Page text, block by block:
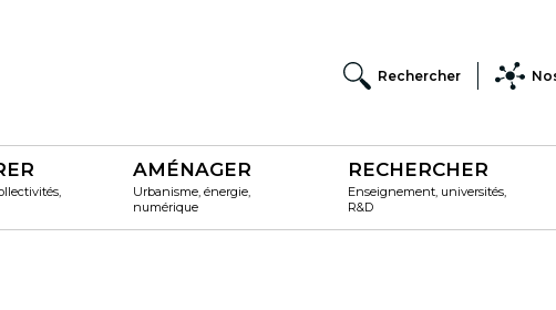
Rechercher
AMÉNAGER
Urbanisme, énergie,
numérique
RECHERCHER
Enseignement, universités,
R&D